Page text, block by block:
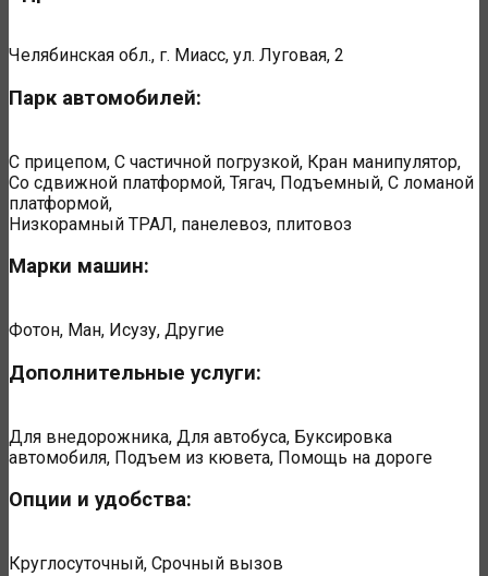
Челябинская обл., г. Миасс, ул. Луговая, 2
Парк автомобилей:
С прицепом, С частичной погрузкой, Кран манипулятор,
Со сдвижной платформой, Тягач, Подъемный, С ломаной
платформой,
Низкорамный ТРАЛ, панелевоз, плитовоз
Марки машин:
Фотон, Ман, Исузу, Другие
Дополнительные услуги:
Для внедорожника, Для автобуса, Буксировка
автомобиля, Подъем из кювета, Помощь на дороге
Опции и удобства:
Круглосуточный, Срочный вызов